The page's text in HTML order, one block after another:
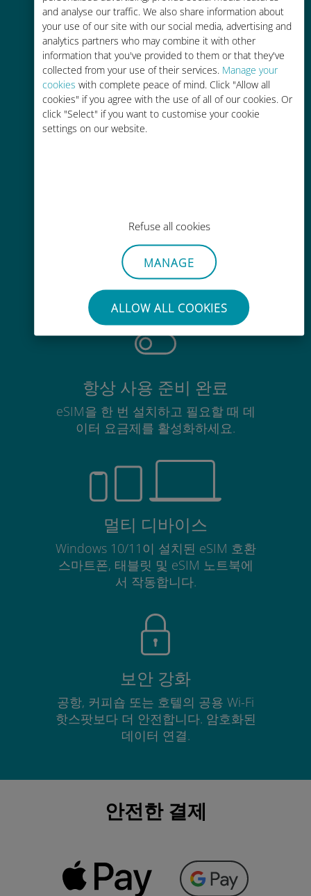
and analyse our traffic. We also share information about
your use of our site with our social media, advertising and
analytics partners who may combine it with other
information that you've provided to them or that they've
collected from your use of their services. Manage your
cookies with complete peace of mind. Click "Allow all
cookies" if you agree with the use of all of our cookies. Or
click "Select" if you want to customise your cookie
settings on our website.
Refuse all cookies
MANAGE
ALLOW ALL COOKIES
90% 저렴합니다.
간편한 충전
Wi-Fi나 남은 데이터가 없어도 Ubigi
간편한
기존 SIM 카드를 제거할 필요가 없습
니다.
항상 사용 준비 완료
eSIM을 한 번 설치하고 필요할 때 데
이터 요금제를 활성화하세요.
멀티 디바이스
Windows 10/11이 설치된 eSIM 호환
스마트폰, 태블릿 및 eSIM 노트북에
서 작동합니다.
보안 강화
공항, 커피숍 또는 호텔의 공용 Wi-Fi
핫스팟보다 더 안전합니다. 암호화된
데이터 연결.
안전한 결제